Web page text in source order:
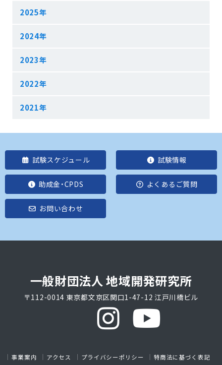
2025年
2024年
2023年
2022年
2021年
試験スケジュール 試験情報
助成金・CPDS よくあるご質問
お問い合わせ
一般財団法人 地域開発研究所
〒112-0014 東京都文京区関口1-47-12 江戸川橋ビル
事業案内 アクセス プライバシーポリシー
特商法に基づく表記